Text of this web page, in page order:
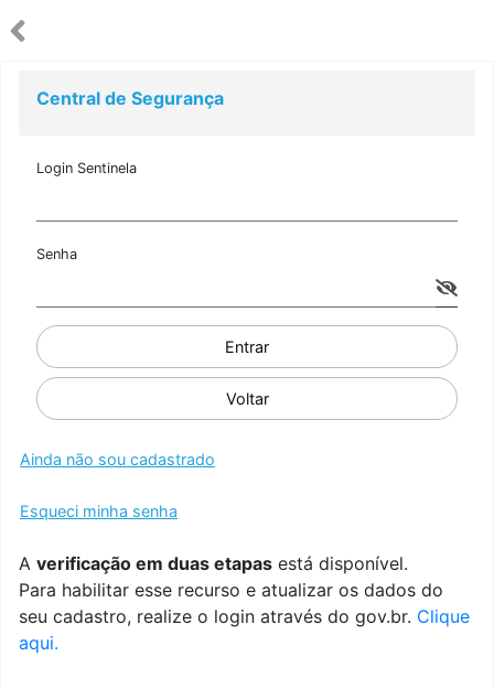
Central de Segurança
Login Sentinela
Senha
Entrar
Voltar
Ainda não sou cadastrado
Esqueci minha senha
A verificação em duas etapas está disponível.
Para habilitar esse recurso e atualizar os dados do
seu cadastro, realize o login através do gov.br. Clique
aqui.